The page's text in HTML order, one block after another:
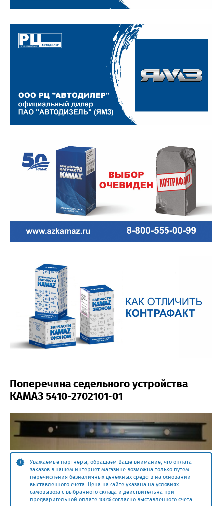
Поперечина седельного устройства
КАМАЗ 5410-2702101-01
Уважаемые партнеры, обращаем Ваше внимание, что оплата
заказов в нашем интернет магазине возможна только путем
перечисления безналичных денежных средств на основании
выставленного счета. Цена на сайте указана на условиях
самовывоза с выбранного склада и действительна при
предварительной оплате 100% согласно выставленного счета.